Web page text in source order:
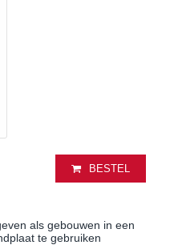
BESTEL
als gebouwen in een
te gebruiken